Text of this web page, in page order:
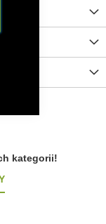
kategorii!